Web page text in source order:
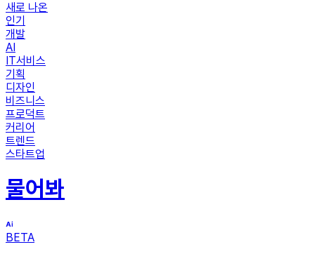
새로 나온
인기
개발
AI
IT서비스
기획
디자인
비즈니스
프로덕트
커리어
트렌드
스타트업
물어봐
BETA